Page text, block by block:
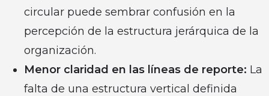
circular puede sembrar confusión en la
percepción de la estructura jerárquica de la
organización.
Menor claridad en las líneas de reporte: La
falta de una estructura vertical definida